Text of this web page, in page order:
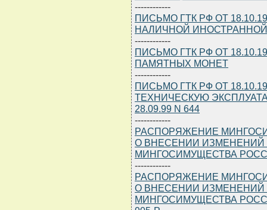
------------
ПИСЬМО ГТК РФ ОТ
НАЛИЧНОЙ
------------
ПИСЬМО ГТК РФ ОТ
ПАМЯТНЫХ МОНЕТ
------------
ПИСЬМО ГТК РФ ОТ
ТЕХНИЧЕСКУЮ
28.09.99 N 644
------------
РАСПОРЯЖЕНИЕ
О ВНЕСЕНИИ
МИНГОСИМУЩЕСТВА
------------
РАСПОРЯЖЕНИЕ
О ВНЕСЕНИИ
МИНГОСИМУЩЕСТВА